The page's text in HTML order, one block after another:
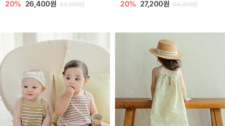
20% 26,400원 33,000원 20% 27,200원 34,000원